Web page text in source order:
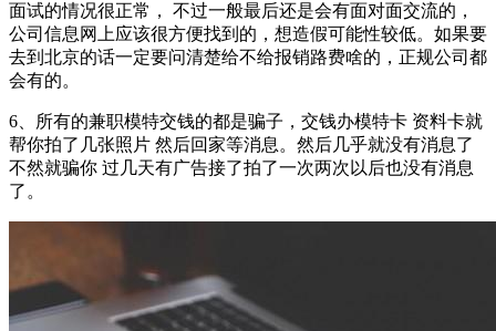
面试的情况很正常， 不过一般最后还是会有面对面交流的，
公司信息网上应该很方便找到的，想造假可能性较低。如果要
去到北京的话一定要问清楚给不给报销路费啥的，正规公司都
会有的。
6、所有的兼职模特交钱的都是骗子，交钱办模特卡 资料卡就
帮你拍了几张照片 然后回家等消息。然后几乎就没有消息了
不然就骗你 过几天有广告接了拍了一次两次以后也没有消息
了。